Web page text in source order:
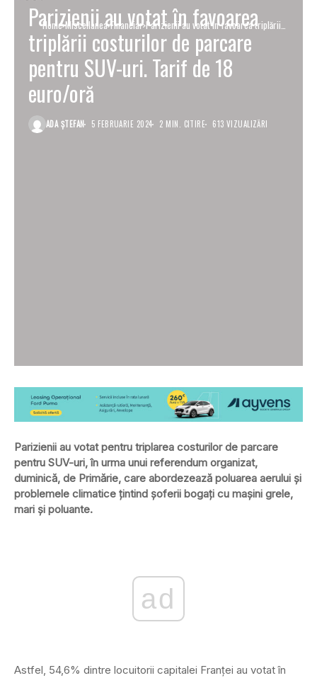
Home Miscellanea Financiar Parizienii au votat în favoarea triplării
costurilor de parcare pentru SUV-uri. Tarif
de 18 euro/oră
Parizienii au votat în favoarea
triplării costurilor de parcare
pentru SUV-uri. Tarif de 18
euro/oră
ADA ȘTEFAN 5 FEBRUARIE 2024 2 MIN. CITIRE 613 VIZUALIZĂRI
Parizienii au votat pentru triplarea costurilor de parcare
pentru SUV-uri, în urma unui referendum organizat,
duminică, de Primărie, care abordezează poluarea aerului și
problemele climatice țintind șoferii bogați cu mașini grele,
mari și poluante.
ad
Astfel, 54,6% dintre locuitorii capitalei Franței au votat în